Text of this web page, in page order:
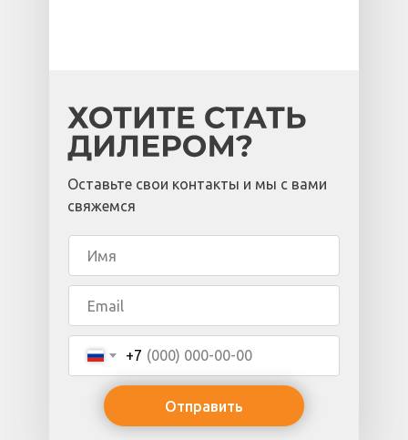
+7
Отправить
Оставьте свои контакты и мы с вами
свяжемся